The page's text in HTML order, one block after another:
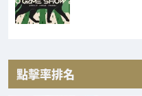
點擊率排名